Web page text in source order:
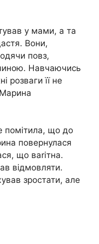
у мами, а та
Вони,
повз,
Навчаючись
розваги її не
помітила, що до
повернулася
що ваrітна.
відмовляти.
зростати, але